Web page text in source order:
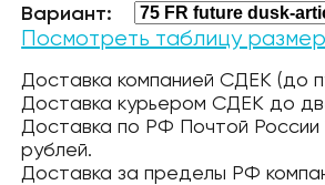
Вариант:
Посмотреть таблицу
Доставка компанией СДЕК (до
Доставка курьером СДЕК до
Доставка по РФ Почтой России
рублей.
Доставка за пределы РФ